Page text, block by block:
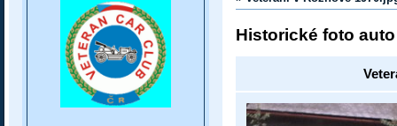
Historické foto